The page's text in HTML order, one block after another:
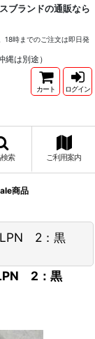
ブランドの通販なら
18時までのご注文は即日発
は別途）
カート ログイン
索 ご利用案内
商品
2：黒
2：黒